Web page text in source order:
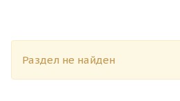
Раздел не найден